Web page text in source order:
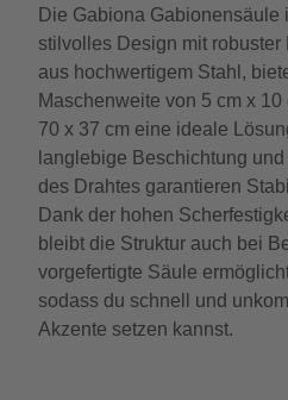
Die Gabiona Gabionensäule
stilvolles Design mit robuster
aus hochwertigem Stahl,
Maschenweite von 5 cm x
70 x 37 cm eine ideale
langlebige Beschichtung
des Drahtes garantieren
Dank der hohen
bleibt die Struktur auch bei
vorgefertigte Säule
sodass du schnell und
Akzente setzen kannst.